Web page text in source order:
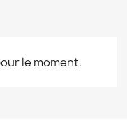
le moment.